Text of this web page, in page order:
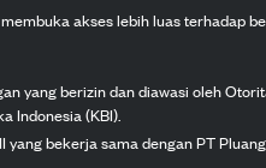
akses lebih luas terhadap
yang berizin dan diawasi oleh
Indonesia (KBI).
bekerja sama dengan PT